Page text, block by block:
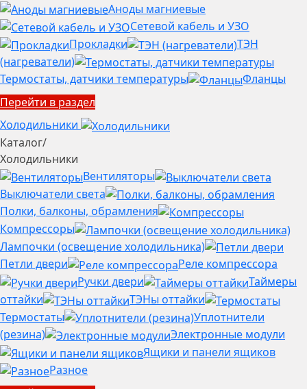
Аноды магниевые
Сетевой кабель и УЗО
Прокладки
ТЭН
(нагреватели)
Термостаты, датчики температуры
Фланцы
Перейти в раздел
Холодильники
Каталог/
Холодильники
Вентиляторы
Выключатели света
Полки, балконы, обрамления
Компрессоры
Лампочки (освещение холодильника)
Петли двери
Реле компрессора
Ручки двери
Таймеры
оттайки
ТЭНы оттайки
Термостаты
Уплотнители
(резина)
Электронные модули
Ящики и панели ящиков
Разное